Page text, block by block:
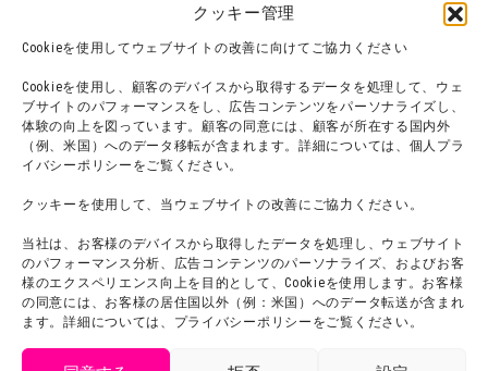
クッキー管理
Cookieを使用してウェブサイトの改善に向けてご協力ください
Cookieを使用し、顧客のデバイスから取得するデータを処理して、ウェ
ブサイトのパフォーマンスをし、広告コンテンツをパーソナライズし、
体験の向上を図っています。顧客の同意には、顧客が所在する国内外
（例、米国）へのデータ移転が含まれます。詳細については、個人プラ
イバシーポリシーをご覧ください。
クッキーを使用して、当ウェブサイトの改善にご協力ください。
当社は、お客様のデバイスから取得したデータを処理し、ウェブサイト
のパフォーマンス分析、広告コンテンツのパーソナライズ、およびお客
様のエクスペリエンス向上を目的として、Cookieを使用します。お客様
の同意には、お客様の居住国以外（例：米国）へのデータ転送が含まれ
ます。詳細については、プライバシーポリシーをご覧ください。
団体利用について
お問い合わせ
利用規約
プライバシーポリシー
プレスリリース
メディア掲載実績
会社概要
スタッフ募集